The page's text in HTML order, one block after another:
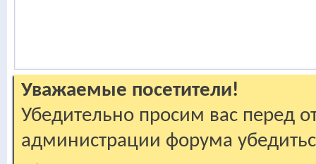
Уважаемые посетители!
Убедительно просим вас перед
администрации форума